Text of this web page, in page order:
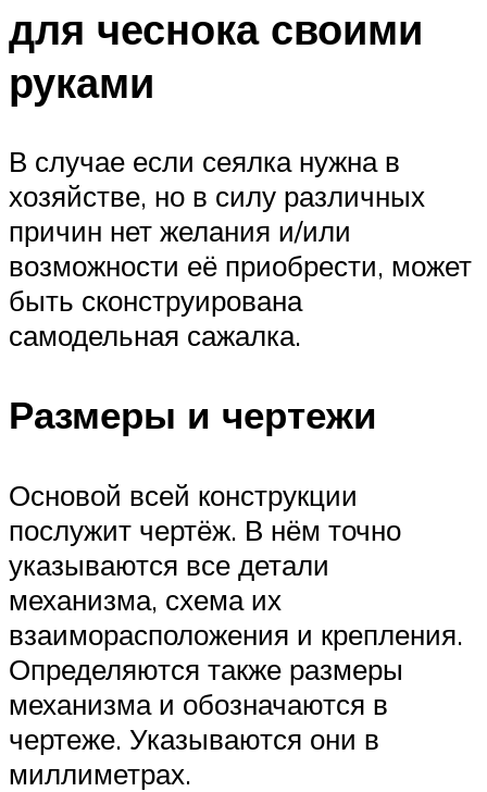
для чеснока своими
руками
В случае если сеялка нужна в
хозяйстве, но в силу различных
причин нет желания и/или
возможности её приобрести, может
быть сконструирована
самодельная сажалка.
Размеры и чертежи
Основой всей конструкции
послужит чертёж. В нём точно
указываются все детали
механизма, схема их
взаиморасположения и крепления.
Определяются также размеры
механизма и обозначаются в
чертеже. Указываются они в
миллиметрах.